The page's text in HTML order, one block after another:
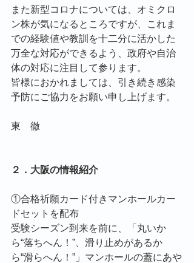
また新型コロナについては、オミクロ
ン株が気になるところですが、これま
での経験値や教訓を十二分に活かした
万全な対応ができるよう、政府や自治
体の対応に注目して参ります。
皆様におかれましては、引き続き感染
予防にご協力をお願い申し上げます。
東　徹
２．大阪の情報紹介
①合格祈願カード付きマンホールカー
ドセットを配布
受験シーズン到来を前に、「丸いか
ら“落ちへん！”、滑り止めがあるか
ら“滑らへん！”」マンホールの蓋にあや